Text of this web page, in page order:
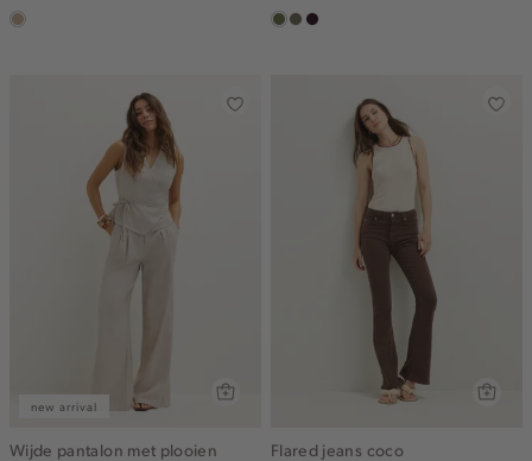
zand
groen,
middenbruin
bordeaux,
new arrival
Wijde pantalon met plooien
Flared jeans coco